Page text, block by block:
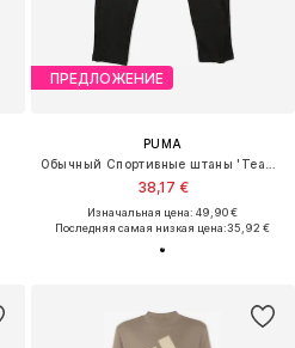
ПРЕДЛОЖЕНИЕ
PUMA
38,17 €
Изначальная цена: 49,90 €
Последняя самая низкая цена:35,92 €